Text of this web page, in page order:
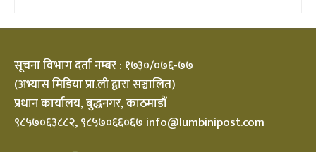
सूचना विभाग दर्ता नम्बर : १७३०/०७६-७७
(अभ्यास मिडिया प्रा.ली द्वारा सञ्चालित)
प्रधान कार्यालय, बुद्धनगर, काठमाडौं
९८५७०६३८८२, ९८५७०६६०६७ info@lumbinipost.com